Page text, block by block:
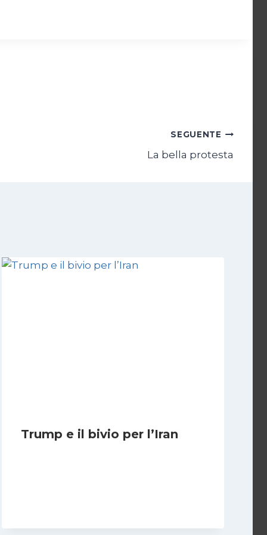
SEGUENTE
La bella protesta
Trump e il bivio per l’Iran